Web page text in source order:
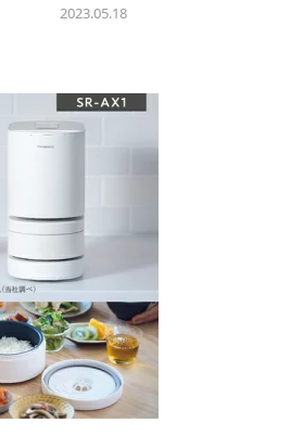
2023.05.18